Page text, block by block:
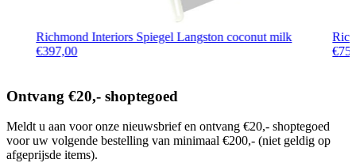
Richmond Interiors Spiegel Langston coconut milk
€397,00
€
Ontvang €20,- shoptegoed
Meldt u aan voor onze nieuwsbrief en ontvang €20,- shoptegoed
voor uw volgende bestelling van minimaal €200,- (niet geldig op
afgeprijsde items).